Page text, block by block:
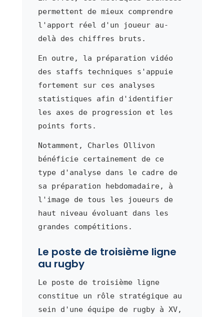
permettent de mieux comprendre
l'apport réel d'un joueur au-
delà des chiffres bruts.
En outre, la préparation vidéo
des staffs techniques s'appuie
fortement sur ces analyses
statistiques afin d'identifier
les axes de progression et les
points forts.
Notamment, Charles Ollivon
bénéficie certainement de ce
type d'analyse dans le cadre de
sa préparation hebdomadaire, à
l'image de tous les joueurs de
haut niveau évoluant dans les
grandes compétitions.
Le poste de troisième ligne
au rugby
Le poste de troisième ligne
constitue un rôle stratégique au
sein d'une équipe de rugby à XV,